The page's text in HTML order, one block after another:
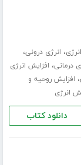
، انرژی درونی،
درمانی، افزایش انرژی
، افزایش روحیه و
انرژی
دانلود کتاب